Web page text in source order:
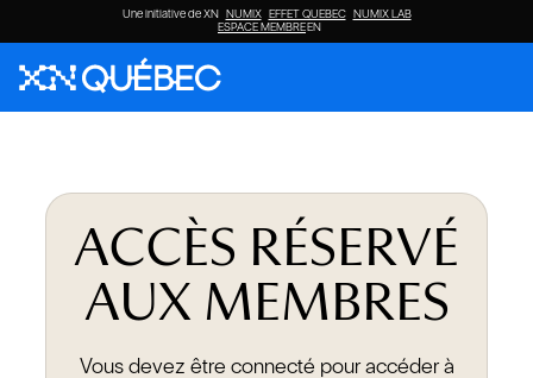
Une initiative de XN NUMIX EFFET QUEBEC NUMIX LAB
ESPACE MEMBREEN
ACCÈS RÉSERVÉ
AUX MEMBRES
Vous devez être connecté pour accéder à